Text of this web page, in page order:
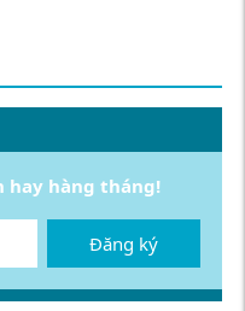
hay hàng tháng!
Đăng ký